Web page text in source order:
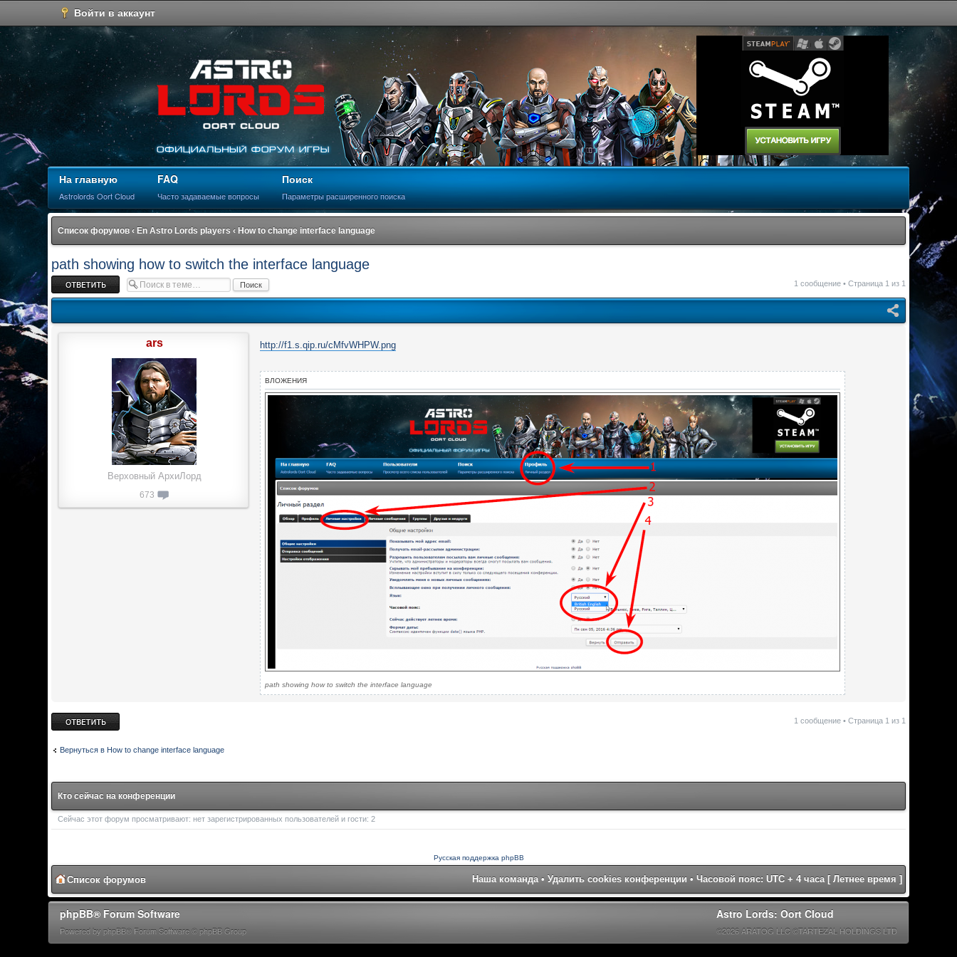
Войти в аккаунт
На главную
Astrolords Oort Cloud
FAQ
Часто задаваемые вопросы
Поиск
Параметры расширенного поиска
Список форумов ‹ En Astro Lords players ‹ How to change interface language
path showing how to switch the interface language
Ответить 1 сообщение • Страница 1 из 1
http://f1.s.qip.ru/cMfvWHPW.png
ВЛОЖЕНИЯ
path showing how to switch the interface language
ars
Верховный АрхиЛорд
673
Ответить 1 сообщение • Страница 1 из 1
Вернуться в How to change interface language
Кто сейчас на конференции
Сейчас этот форум просматривают: нет зарегистрированных пользователей и гости: 2
Русская поддержка phpBB
Список форумов Наша команда• Удалить cookies конференции • Часовой пояс: UTC + 4 часа [ Летнее время ]
phpBB® Forum Software
Powered by phpBB® Forum Software © phpBB Group
Astro Lords: Oort Cloud
©2026 ARATOG LLC ©TARTEZAL HOLDINGS LTD